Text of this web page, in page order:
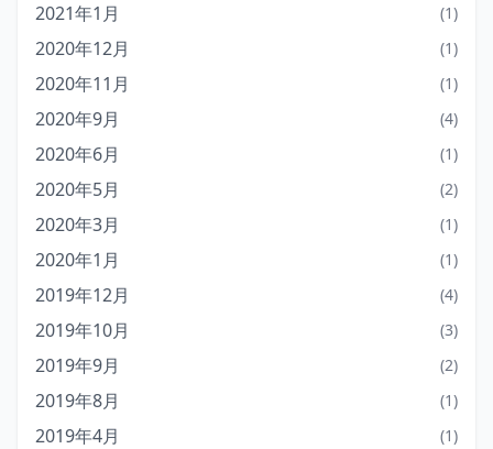
2021年1月 (1)
2020年12月 (1)
2020年11月 (1)
2020年9月 (4)
2020年6月 (1)
2020年5月 (2)
2020年3月 (1)
2020年1月 (1)
2019年12月 (4)
2019年10月 (3)
2019年9月 (2)
2019年8月 (1)
2019年4月 (1)